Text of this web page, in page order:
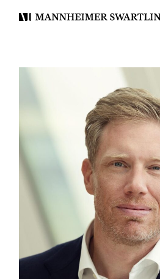
Mannheimer